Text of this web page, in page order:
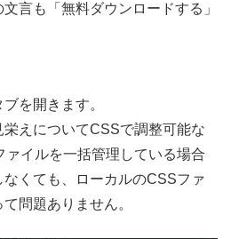
言も「無料ダウンロードする」
を開きます。
えについてCSSで調整可能な
イルを一括管理している場合
くても、ローカルのCSSファ
問題ありません。